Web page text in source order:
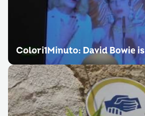
Colori1Minuto: David Bowie is